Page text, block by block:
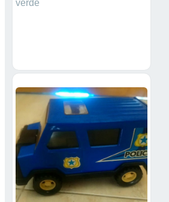
verde